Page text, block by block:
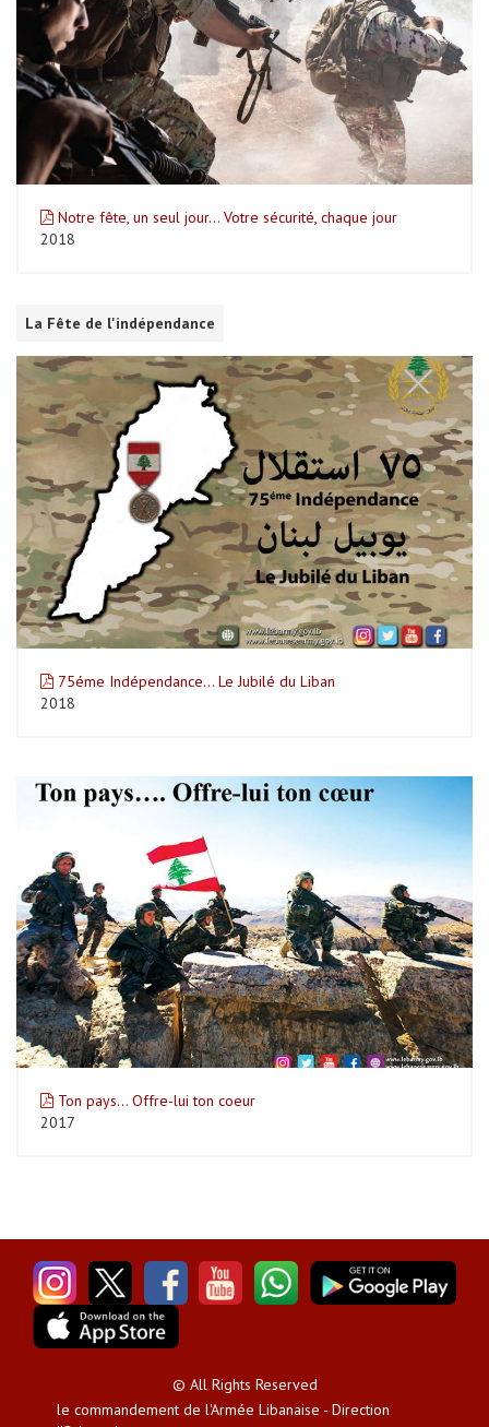
Notre fête, un seul jour… Votre sécurité, chaque jour
2018
La Fête de l'indépendance
75éme Indépendance... Le Jubilé du Liban
2018
Ton pays... Offre-lui ton coeur
2017
© All Rights Reserved
le commandement de l'Armée Libanaise - Direction